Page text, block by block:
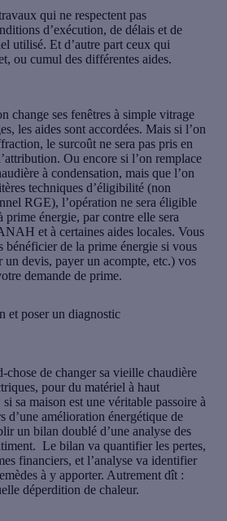
qui ne respectent pas
d’exécution, de délais et de
utilisé. Et d’autre part ceux qui
ou cumul des différentes aides.
change ses fenêtres à simple vitrage
les aides sont accordées. Mais si l’on
le surcoût ne sera pas pris en
Ou encore si l’on remplace
à condensation, mais que l’on
techniques d’éligibilité (non
RGE), l’opération ne sera éligible
prime énergie, par contre elle sera
et à certaines aides locales. Vous
bénéficier de la prime énergie si vous
un devis, payer un acompte, etc.) vos
demande de prime.
et poser un diagnostic
chose de changer sa vieille chaudière
pour du matériel à haut
sa maison est une véritable passoire à
d’une amélioration énergétique de
un bilan doublé d’une analyse des
Le bilan va quantifier les pertes,
financiers, et l’analyse va identifier
à y apporter. Autrement dît :
déperdition de chaleur.